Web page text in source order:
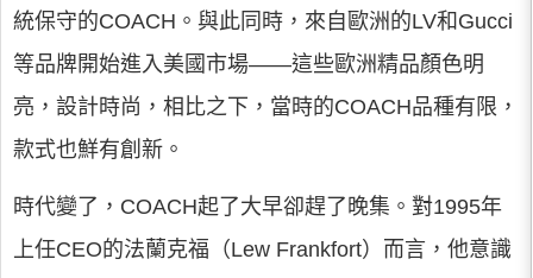
統保守的COACH。與此同時，來自歐洲的LV和Gucci
等品牌開始進入美國市場——這些歐洲精品顏色明
亮，設計時尚，相比之下，當時的COACH品種有限，
款式也鮮有創新。
時代變了，COACH起了大早卻趕了晚集。對1995年
上任CEO的法蘭克福（Lew Frankfort）而言，他意識